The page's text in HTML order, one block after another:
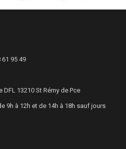
61 95 49
DFL 13210 St Rémy de Pce
9h à 12h et de 14h à 18h sauf jours